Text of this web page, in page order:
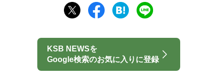
KSB NEWSを
Google検索のお気に入りに登録